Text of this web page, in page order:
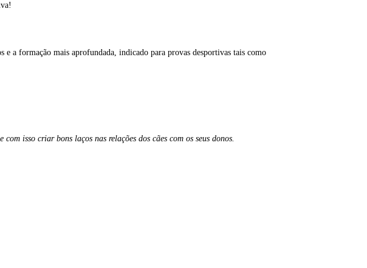
a formação mais aprofundada, indicado para provas desportivas tais como
isso criar bons laços nas relações dos cães com os seus donos.